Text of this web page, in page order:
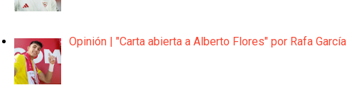
Opinión | "Carta abierta a Alberto Flores" por Rafa García